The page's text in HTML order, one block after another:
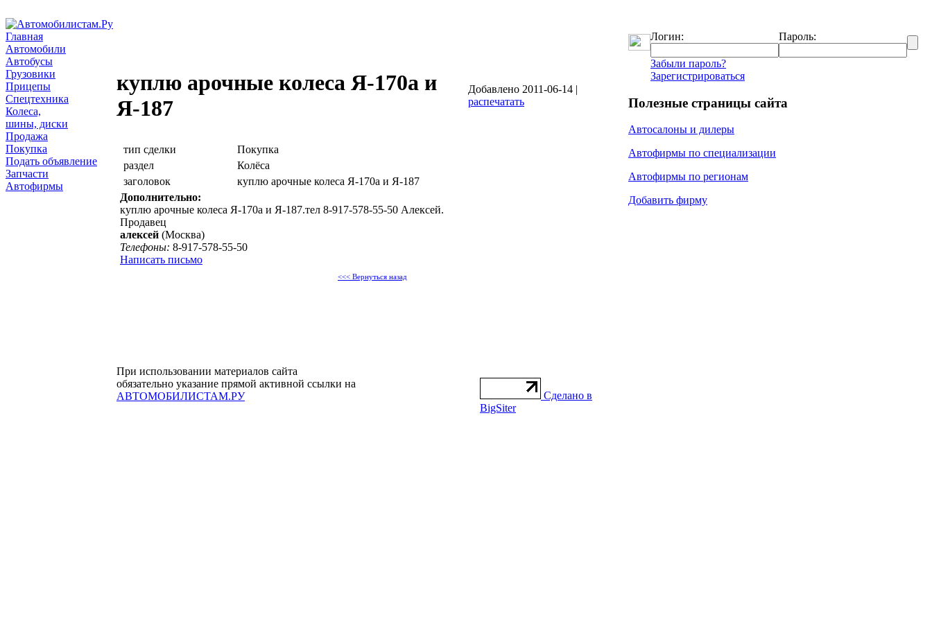
Главная
Автомобили
Автобусы
Грузовики
Прицепы
Спецтехника
Колеса,
шины, диски
Продажа
Покупка
Подать объявление
Запчасти
Автофирмы
куплю арочные колеса Я-170а и
Я-187
Добавлено 2011-06-14 |
распечатать
тип сделки
Покупка
раздел
Колёса
заголовок
куплю арочные колеса Я-170а и Я-187
Дополнительно:
куплю арочные колеса Я-170а и Я-187.тел 8-917-578-55-50 Алексей.
Продавец
алексей (Москва)
Телефоны: 8-917-578-55-50
Написать письмо
<<< Вернуться назад
При использовании материалов сайта
обязательно указание прямой активной ссылки на
АВТОМОБИЛИСТАМ.РУ
Сделано в
BigSiter
Логин: Пароль:
Забыли пароль?
Зарегистрироваться
Полезные страницы сайта
Автосалоны и дилеры
Автофирмы по специализации
Автофирмы по регионам
Добавить фирму